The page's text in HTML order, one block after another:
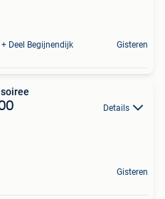
Deel Begijnendijk Gisteren
Details
Gisteren